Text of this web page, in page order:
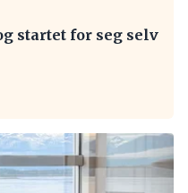
startet for seg selv